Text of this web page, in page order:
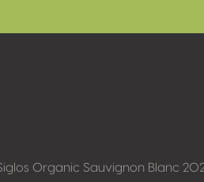
Organic Sauvignon Blanc